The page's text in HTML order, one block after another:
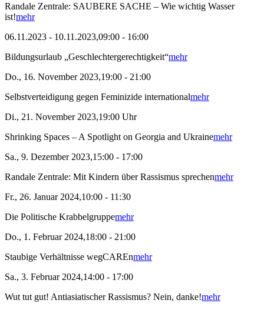
Randale Zentrale: SAUBERE SACHE – Wie wichtig Wasser
ist!mehr
06.11.2023 - 10.11.2023,09:00 - 16:00
Bildungsurlaub „Geschlechtergerechtigkeit“mehr
Do., 16. November 2023,19:00 - 21:00
Selbstverteidigung gegen Feminizide internationalmehr
Di., 21. November 2023,19:00 Uhr
Shrinking Spaces – A Spotlight on Georgia and Ukrainemehr
Sa., 9. Dezember 2023,15:00 - 17:00
Randale Zentrale: Mit Kindern über Rassismus sprechenmehr
Fr., 26. Januar 2024,10:00 - 11:30
Die Politische Krabbelgruppemehr
Do., 1. Februar 2024,18:00 - 21:00
Staubige Verhältnisse wegCAREnmehr
Sa., 3. Februar 2024,14:00 - 17:00
Wut tut gut! Antiasiatischer Rassismus? Nein, danke!mehr